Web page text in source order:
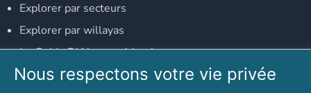
Explorer par secteurs
Explorer par willayas
Le Guide D'Alger, guide-alger.com
NOS RÉSEAUX SOCIAUX
Nous respectons votre vie privée